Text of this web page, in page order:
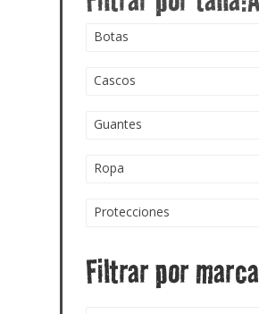
Botas
Cascos
Guantes
Ropa
Protecciones
Filtrar por marca